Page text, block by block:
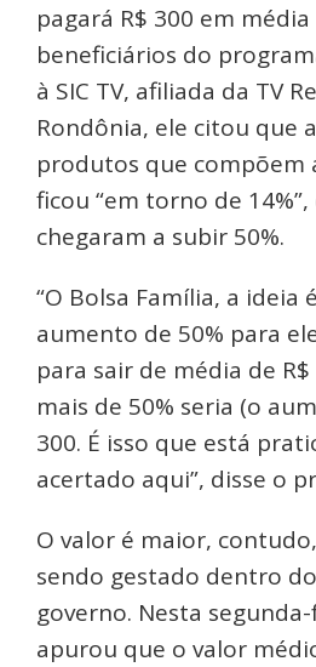
pagará R$ 300 em
beneficiários do
à SIC TV, afiliada da TV
Rondônia, ele citou que
produtos que compõem
ficou “em torno de
chegaram a subir 50%.
“O Bolsa Família, a ideia
aumento de 50% para
para sair de média de
mais de 50% seria (o
300. É isso que está
acertado aqui”, disse o
O valor é maior,
sendo gestado dentro
governo. Nesta
apurou que o valor